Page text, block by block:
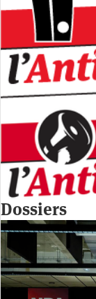
Dossiers